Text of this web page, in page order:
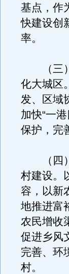
基点，作
快建设创
率。
（三）
化大城区
发、区域
加快“一
保护，完
（四）
村建设。
容，以新
地推进富
农民增收
促进乡风
完善、环
村。